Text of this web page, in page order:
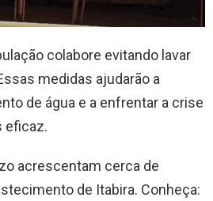
colabore evitando lavar
medidas ajudarão a
de água e a enfrentar a crise
eficaz.
acrescentam cerca de
de Itabira. Conheça: